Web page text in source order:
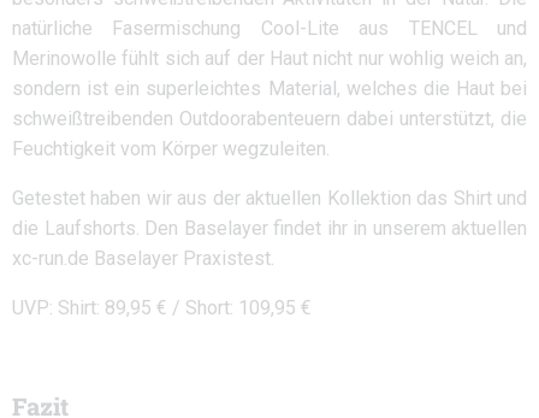
natürliche Fasermischung Cool-Lite aus TENCEL und
Merinowolle fühlt sich auf der Haut nicht nur wohlig weich an,
sondern ist ein superleichtes Material, welches die Haut bei
schweißtreibenden Outdoorabenteuern dabei unterstützt, die
Feuchtigkeit vom Körper wegzuleiten.
Getestet haben wir aus der aktuellen Kollektion das Shirt und
die Laufshorts. Den Baselayer findet ihr in unserem aktuellen
xc-run.de Baselayer Praxistest.
UVP: Shirt: 89,95 € / Short: 109,95 €
Fazit